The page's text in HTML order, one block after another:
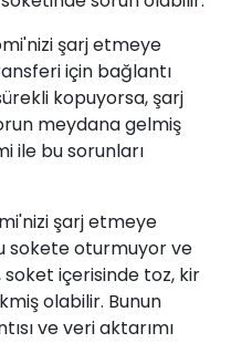
şarj etmeye
için bağlantı
kopuyorsa, şarj
meydana gelmiş
ile bu sorunları
şarj etmeye
sokete oturmuyor ve
soket içerisinde toz, kir
olabilir. Bunun
ve veri aktarımı